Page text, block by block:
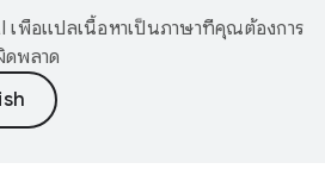
เพื่อแปลเนื้อหาเป็นภาษาที่คุณต้องการ
ดพลาด